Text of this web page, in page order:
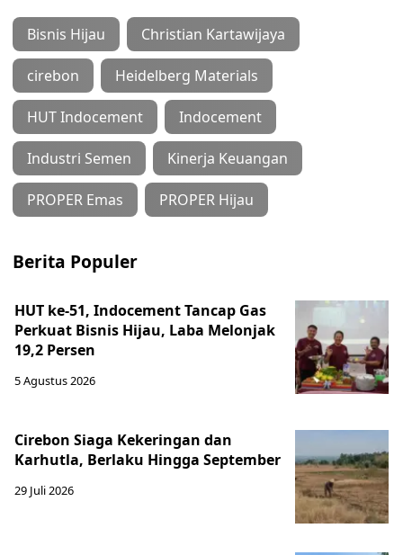
Bisnis Hijau Christian Kartawijaya
cirebon Heidelberg Materials
HUT Indocement Indocement
Industri Semen Kinerja Keuangan
PROPER Emas PROPER Hijau
Berita Populer
HUT ke-51, Indocement Tancap Gas
Perkuat Bisnis Hijau, Laba Melonjak
19,2 Persen
5 Agustus 2026
Cirebon Siaga Kekeringan dan
Karhutla, Berlaku Hingga September
29 Juli 2026